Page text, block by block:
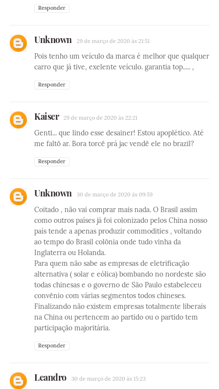
Responder
Unknown 29 de março de 2020 às 21:51
Pois tenho um veículo da marca é melhor que qualquer
carro que já tive, exelente veículo. garantia top..... ,
Responder
Kaiser 29 de março de 2020 às 22:21
Genti... que lindo esse desainer! Estou apoplético. Até
me faltô ar. Bora torcê prá jac vendê ele no brazil?
Responder
Unknown 30 de março de 2020 às 09:59
Coitado , não vai comprar mais nada. O Brasil assim
como outros países já foi colonizado pelos China nosso
país tende a apenas produzir commodities , voltando
ao tempo do Brasil colônia onde tudo vinha da
Inglaterra ou Holanda.
Para quem não sabe as empresas de eletrificação
alternativa ( solar e eólica) bombando no nordeste são
todas chinesas e o governo de São Paulo estabeleceu
convênio com várias segmentos todos chineses.
Finalizando não existem empresas totalmente liberais
na China ou pertencem ao partido ou o partido tem
participação majoritária.
Responder
Leandro 30 de março de 2020 às 15:23